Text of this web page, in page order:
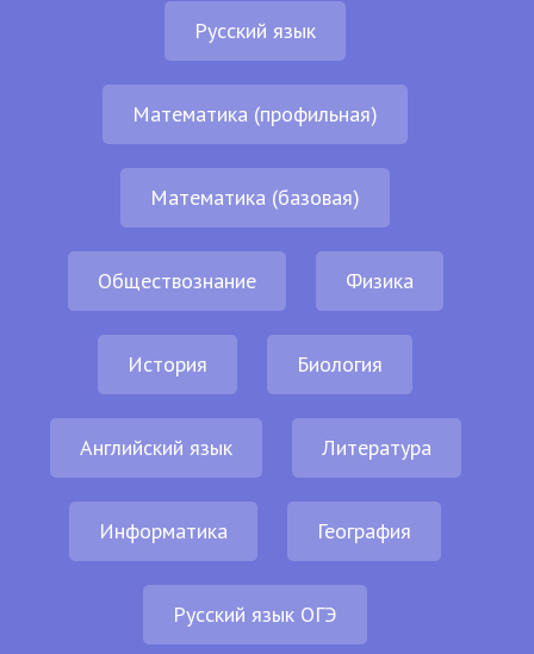
Русский язык
Математика (профильная)
Математика (базовая)
Обществознание Физика
История Биология
Английский язык Литература
Информатика География
Русский язык ОГЭ